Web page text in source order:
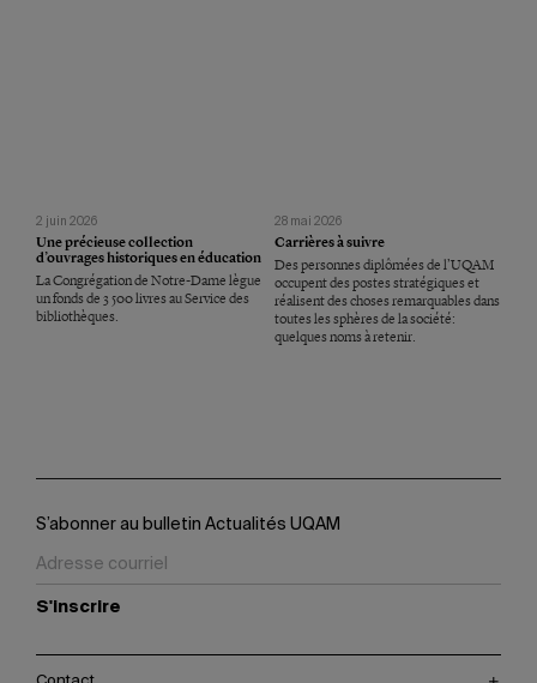
2 juin 2026
Une précieuse collection
d’ouvrages historiques en éducation
La Congrégation de Notre-Dame lègue
un fonds de 3 500 livres au Service des
bibliothèques.
28 mai 2026
Carrières à suivre
Des personnes diplômées de l’UQAM
occupent des postes stratégiques et
réalisent des choses remarquables dans
toutes les sphères de la société:
quelques noms à retenir.
S’abonner au bulletin Actualités UQAM
S'inscrire